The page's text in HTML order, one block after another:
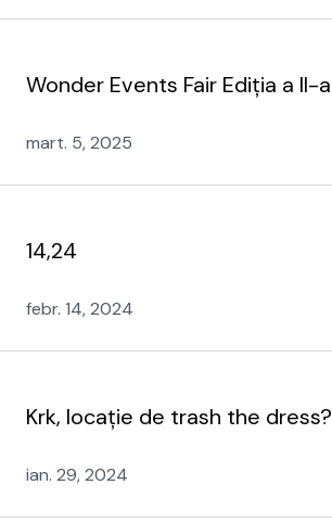
Wonder Events Fair Ediția a II-a
mart. 5, 2025
14,24
febr. 14, 2024
Krk, locație de trash the dress?
ian. 29, 2024